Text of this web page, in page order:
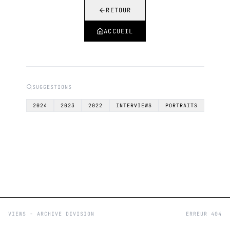
RETOUR
ACCUEIL
SUGGESTIONS
2024 2023 2022 INTERVIEWS PORTRAITS
VIEWS - ARCHIVE DIVISION ERREUR 404